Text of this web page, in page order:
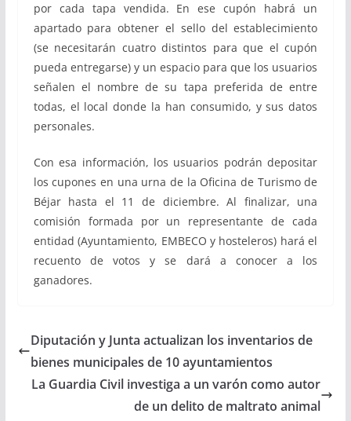
por cada tapa vendida. En ese cupón habrá un
apartado para obtener el sello del establecimiento
(se necesitarán cuatro distintos para que el cupón
pueda entregarse) y un espacio para que los usuarios
señalen el nombre de su tapa preferida de entre
todas, el local donde la han consumido, y sus datos
personales.
Con esa información, los usuarios podrán depositar
los cupones en una urna de la Oficina de Turismo de
Béjar hasta el 11 de diciembre. Al finalizar, una
comisión formada por un representante de cada
entidad (Ayuntamiento, EMBECO y hosteleros) hará el
recuento de votos y se dará a conocer a los
ganadores.
Diputación y Junta actualizan los inventarios de
bienes municipales de 10 ayuntamientos
La Guardia Civil investiga a un varón como autor
de un delito de maltrato animal